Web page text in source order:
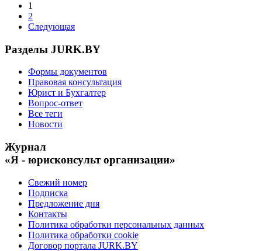
1
2
Следующая
Разделы JURK.BY
Формы документов
Правовая консультация
Юрист и Бухгалтер
Вопрос-ответ
Все теги
Новости
Журнал
«Я - юрисконсульт организации»
Свежий номер
Подписка
Предложение дня
Контакты
Политика обработки персональных данных
Политика обработки cookie
Договор портала JURK.BY